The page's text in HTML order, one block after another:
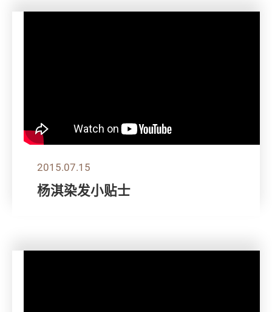
2015.07.15
杨淇染发小贴士